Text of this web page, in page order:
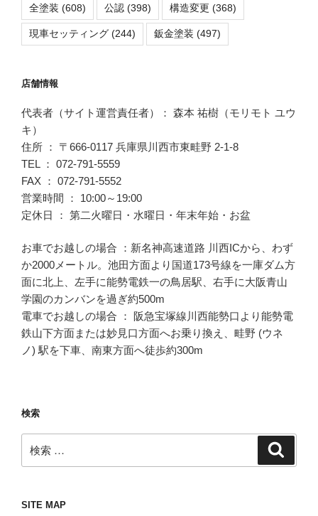
全塗装 (608) 公認 (398) 構造変更 (368)
現車セッティング (244) 鈑金塗装 (497)
店舗情報
代表者（サイト運営責任者）： 森本 祐樹（モリモト ユウ
キ）
住所 ： 〒666-0117 兵庫県川西市東畦野 2-1-8
TEL ： 072-791-5559
FAX ： 072-791-5552
営業時間 ： 10:00～19:00
定休日 ： 第二火曜日・水曜日・年末年始・お盆
お車でお越しの場合 ：新名神高速道路 川西ICから、わず
か2000メートル。池田方面より国道173号線を一庫ダム方
面に北上、左手に能勢電鉄一の鳥居駅、右手に大阪青山
学園のカンバンを過ぎ約500m
電車でお越しの場合 ： 阪急宝塚線川西能勢口より能勢電
鉄山下方面または妙見口方面へお乗り換え、畦野 (ウネ
ノ) 駅を下車、南東方面へ徒歩約300m
検索
索:
SITE MAP